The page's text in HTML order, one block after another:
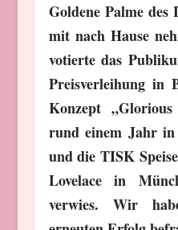
Goldene Palme
mit nach Hause
votierte das
Preisverleihung
Konzept
rund einem Jahr
und die TISK
Lovelace in
verwies. Wir